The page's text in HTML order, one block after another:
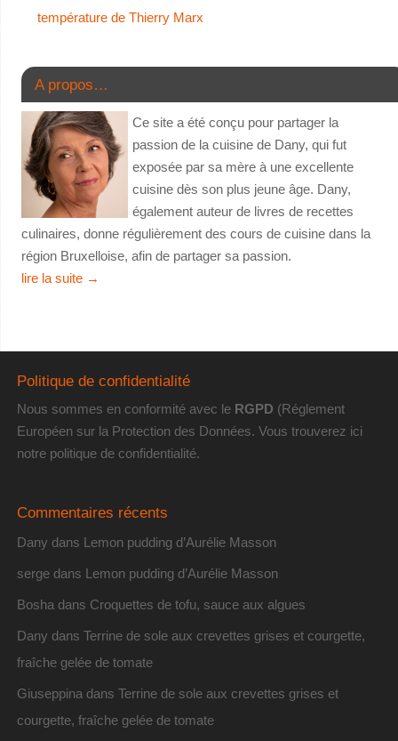
température de Thierry Marx
A propos…
Ce site a été conçu pour partager la
passion de la cuisine de Dany, qui fut
exposée par sa mère à une excellente
cuisine dès son plus jeune âge. Dany,
également auteur de livres de recettes
culinaires, donne régulièrement des cours de cuisine dans la
région Bruxelloise, afin de partager sa passion.
lire la suite →
Politique de confidentialité
Nous sommes en conformité avec le RGPD (Réglement
Européen sur la Protection des Données. Vous trouverez ici
notre politique de confidentialité.
Commentaires récents
Dany dans Lemon pudding d’Aurélie Masson
sergedans Lemon pudding d’Aurélie Masson
Bosha dans Croquettes de tofu, sauce aux algues
Dany dans Terrine de sole aux crevettes grises et courgette,
fraîche gelée de tomate
Giuseppina dans Terrine de sole aux crevettes grises et
courgette, fraîche gelée de tomate